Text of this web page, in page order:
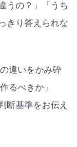
うの？」「うち
きり答えられな
違いをかみ砕
るべきか」
断基準をお伝え